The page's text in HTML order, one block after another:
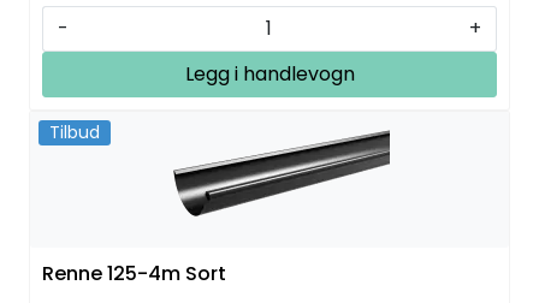
-
+
Legg i handlevogn
Tilbud
Renne 125-4m Sort